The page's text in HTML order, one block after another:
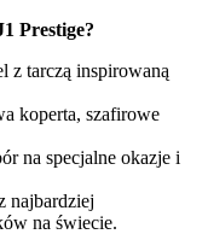
Prestige?
z tarczą inspirowaną
koperta, szafirowe
na specjalne okazje i
najbardziej
na świecie.